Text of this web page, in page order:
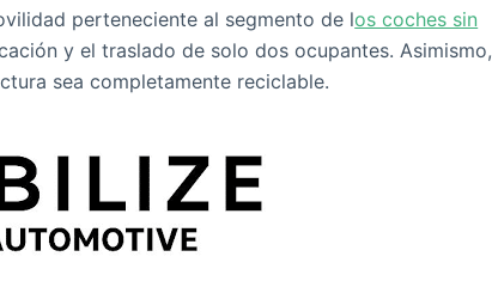
perteneciente al segmento de los coches sin
y el traslado de solo dos ocupantes. Asimismo,
sea completamente reciclable.